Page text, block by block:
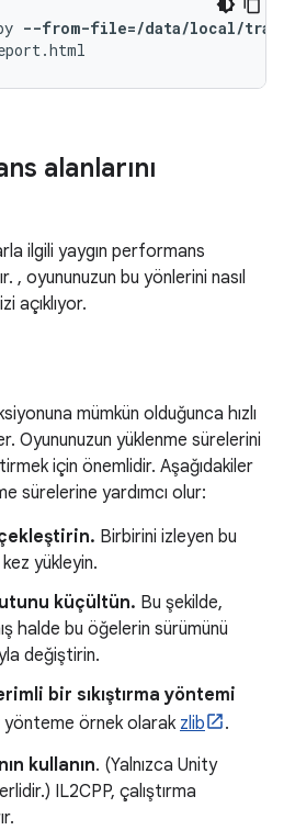
--from-file=/data/local/
alanlarını
ilgili yaygın performans
, oyununuzun bu yönlerini nasıl
açıklıyor.
mümkün olduğunca hızlı
Oyununuzun yüklenme sürelerini
için önemlidir. Aşağıdakiler
sürelerine yardımcı olur:
Birbirini izleyen bu
yükleyin.
küçültün. Bu şekilde,
halde bu öğelerin sürümünü
değiştirin.
bir sıkıştırma yöntemi
yönteme örnek olarak zlib
.
kullanın. (Yalnızca Unity
IL2CPP, çalıştırma